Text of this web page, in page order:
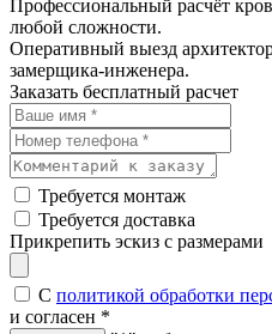
Профессиональный расчёт
любой сложности.
Оперативный выезд
замерщика-инженера.
Заказать бесплатный расчет
Требуется монтаж
Требуется доставка
Прикрепить эскиз с размерами
С политикой обработки
и согласен *